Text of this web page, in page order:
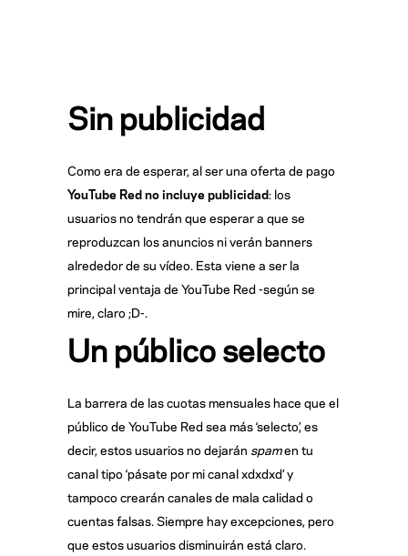
Sin publicidad
Como era de esperar, al ser una oferta de pago
YouTube Red no incluye publicidad: los
usuarios no tendrán que esperar a que se
reproduzcan los anuncios ni verán banners
alrededor de su vídeo. Esta viene a ser la
principal ventaja de YouTube Red -según se
mire, claro ;D-.
Un público selecto
La barrera de las cuotas mensuales hace que el
público de YouTube Red sea más ‘selecto’, es
decir, estos usuarios no dejarán spamen tu
canal tipo ‘pásate por mi canal xdxdxd’ y
tampoco crearán canales de mala calidad o
cuentas falsas. Siempre hay excepciones, pero
que estos usuarios disminuirán está claro.